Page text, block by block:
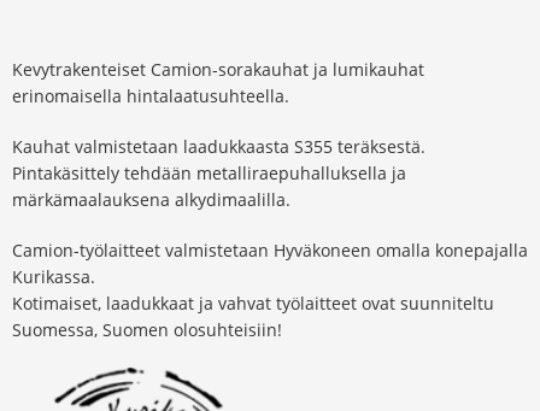
Kevytrakenteiset Camion-sorakauhat ja lumikauhat
erinomaisella hintalaatusuhteella.
Kauhat valmistetaan laadukkaasta S355 teräksestä.
Pintakäsittely tehdään metalliraepuhalluksella ja
märkämaalauksena alkydimaalilla.
Camion-työlaitteet valmistetaan Hyväkoneen omalla konepajalla
Kurikassa.
Kotimaiset, laadukkaat ja vahvat työlaitteet ovat suunniteltu
Suomessa, Suomen olosuhteisiin!